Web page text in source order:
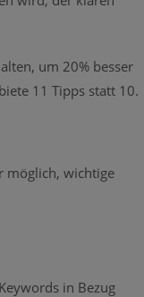
um 20% besser
11 Tipps statt 10.
möglich, wichtige
in Bezug